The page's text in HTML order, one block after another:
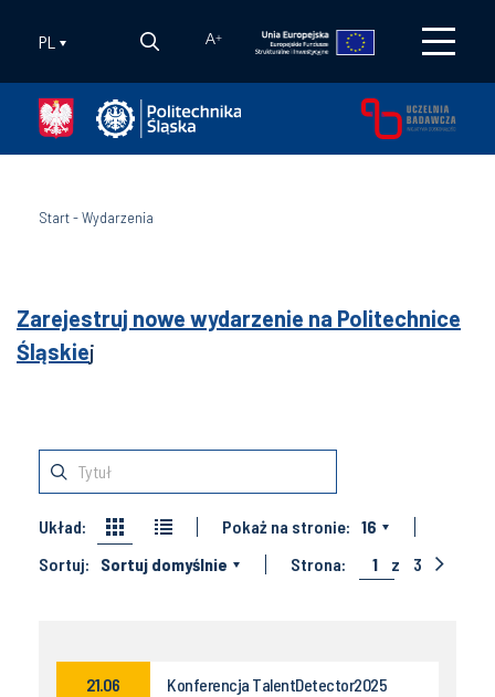
PL A+
Start-Wydarzenia
Zarejestruj nowe wydarzenie na Politechnice
Śląskiej
Układ: Pokaż na stronie: 16
Sortuj:
Sortuj domyślnie Strona: 1 z 3
Konferencja TalentDetector2025
21.06